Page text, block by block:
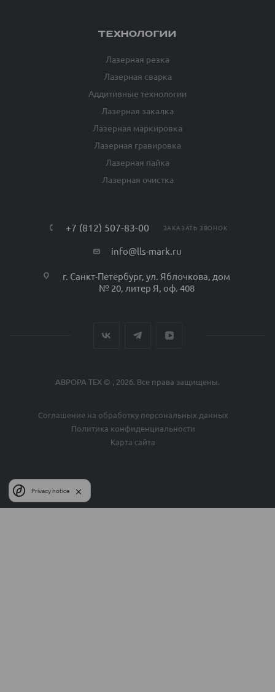
ТЕХНОЛОГИИ
Лазерная резка
Лазерная сварка
Аддитивные технологии
Лазерная закалка
Лазерная маркировка
Лазерная гравировка
Лазерная пайка
Лазерная очистка
+7 (812) 507-83-00 ЗАКАЗАТЬ ЗВОНОК
info@lls-mark.ru
г. Санкт-Петербург, ул. Яблочкова, дом
№ 20, литер Я, оф. 408
АВРОРА ТЕХ © , 2026. Все права защищены.
Соглашение на обработку персональных данных
Политика конфиденциальности
Карта сайта
Privacy notice